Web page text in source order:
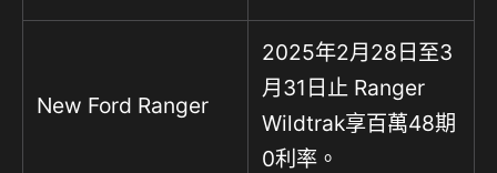
New Ford Ranger
2025年2月28日至3
月31日止 Ranger
Wildtrak享百萬48期
0利率。